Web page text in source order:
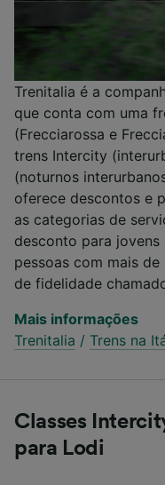
Trenitalia é a
que conta com uma
(Frecciarossa e
trens Intercity
(noturnos
oferece descontos e
as categorias de
desconto para
pessoas com mais
de fidelidade
Mais informações
Trenitalia / Trens na
Classes
para Lodi